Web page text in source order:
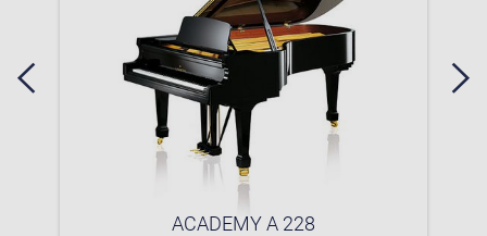
ACADEMY A 228